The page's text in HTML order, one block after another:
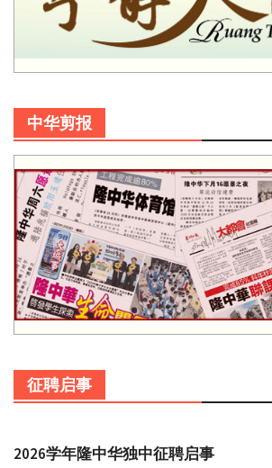
中华剪报
征聘启事
2026学年隆中华独中征聘启事